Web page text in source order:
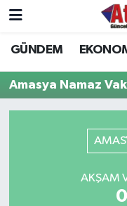
GÜNDEM
Amasya Namaz
AKŞAM
Hava Durumu
Trafik Durumu
Son Dakika